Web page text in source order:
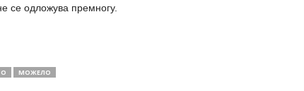
се одложува премногу.
МОЖЕЛО